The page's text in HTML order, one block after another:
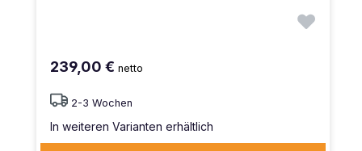
239,00 € netto
2-3 Wochen
In weiteren Varianten erhältlich